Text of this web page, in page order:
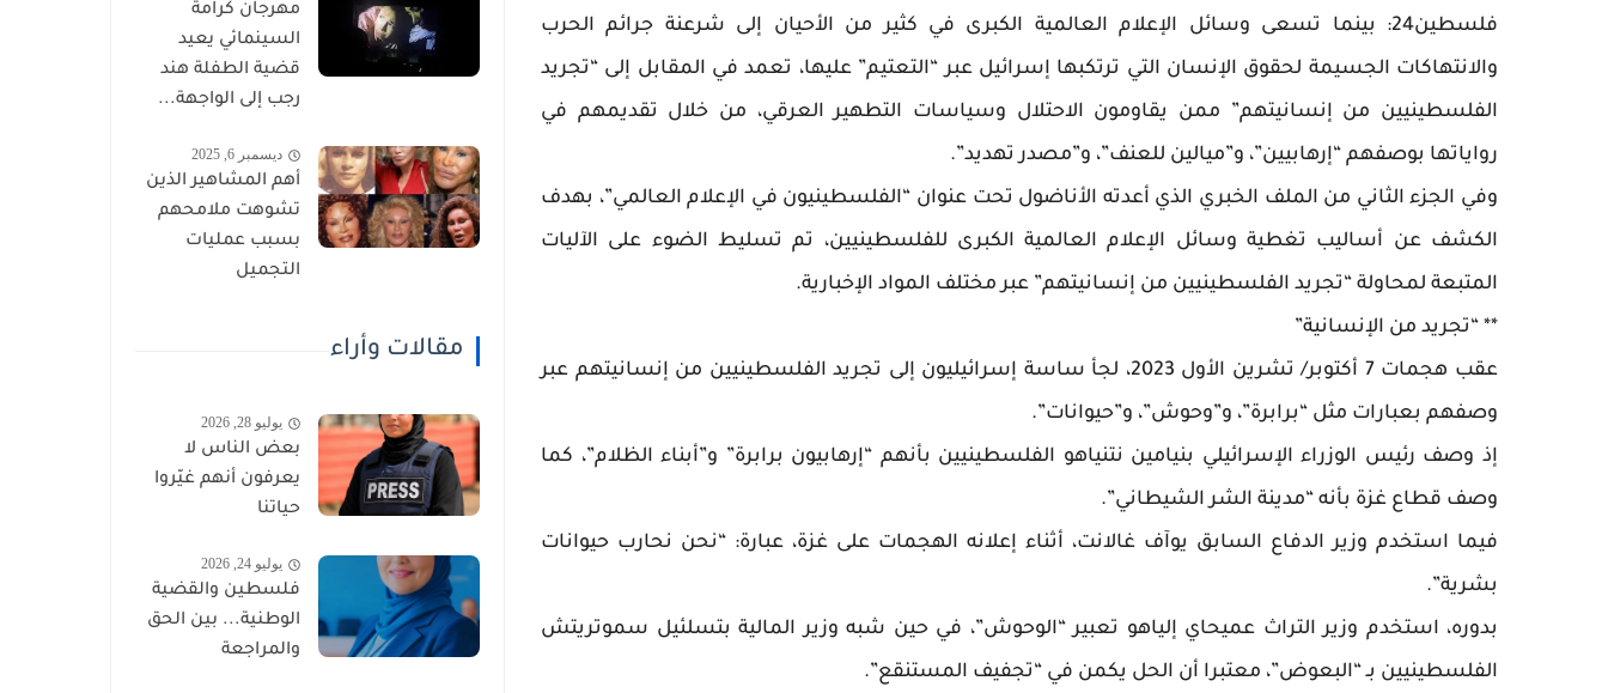
فلسطين24: بينما تسعى وسائل الإعلام العالمية الكبرى في كثير من الأحيان إلى شرعنة جرائم الحرب
والانتهاكات الجسيمة لحقوق الإنسان التي ترتكبها إسرائيل عبر “التعتيم” عليها، تعمد في المقابل إلى “تجريد
الفلسطينيين من إنسانيتهم” ممن يقاومون الاحتلال وسياسات التطهير العرقي، من خلال تقديمهم في
رواياتها بوصفهم “إرهابيين”، و”ميالين للعنف”، و”مصدر تهديد”.
وفي الجزء الثاني من الملف الخبري الذي أعدته الأناضول تحت عنوان “الفلسطينيون في الإعلام العالمي”، بهدف
الكشف عن أساليب تغطية وسائل الإعلام العالمية الكبرى للفلسطينيين، تم تسليط الضوء على الآليات
المتبعة لمحاولة “تجريد الفلسطينيين من إنسانيتهم” عبر مختلف المواد الإخبارية.
** “تجريد من الإنسانية”
عقب هجمات 7 أكتوبر/ تشرين الأول 2023، لجأ ساسة إسرائيليون إلى تجريد الفلسطينيين من إنسانيتهم عبر
وصفهم بعبارات مثل “برابرة”، و”وحوش”، و”حيوانات”.
إذ وصف رئيس الوزراء الإسرائيلي بنيامين نتنياهو الفلسطينيين بأنهم “إرهابيون برابرة” و”أبناء الظلام”، كما
وصف قطاع غزة بأنه “مدينة الشر الشيطاني”.
فيما استخدم وزير الدفاع السابق يوآف غالانت، أثناء إعلانه الهجمات على غزة، عبارة: “نحن نحارب حيوانات
بشرية”.
بدوره، استخدم وزير التراث عميحاي إلياهو تعبير “الوحوش”، في حين شبه وزير المالية بتسلئيل سموتريتش
الفلسطينيين بـ “البعوض”، معتبرا أن الحل يكمن في “تجفيف المستنقع”.
مهرجان كرامة
السينمائي يعيد
قضية الطفلة هند
رجب إلى الواجهة...
ديسمبر 6, 2025
أهم المشاهير الذين
تشوهت ملامحهم
بسبب عمليات
التجميل
مقالات وأراء
يوليو 28, 2026
بعض الناس لا
يعرفون أنهم غيّروا
حياتنا
يوليو 24, 2026
فلسطين والقضية
الوطنية... بين الحق
والمراجعة